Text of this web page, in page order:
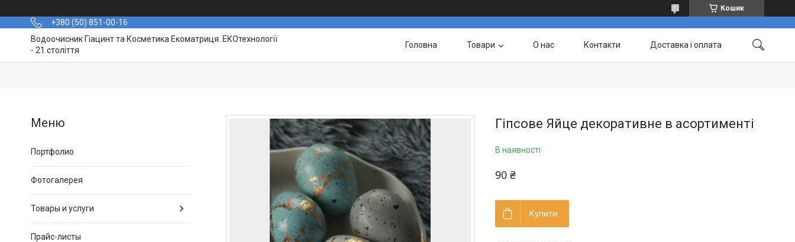
Кошик
+380 (50) 851-00-16
Водоочисник Гіацинт та Косметика Екоматриця. ЕКОтехнології
- 21 століття
Головна Товари О нас Контакти Доставка і оплата
Гіпсове Яйце декоративне в асортименті
В наявності
90 ₴
Купити
Портфолио
Фотогалерея
Товары и услуги
Прайс-листы